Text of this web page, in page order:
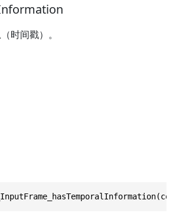
时间戳）。